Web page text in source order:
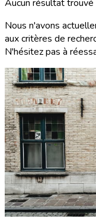
Aucun résultat trouvé
Nous n'avons
aux critères de
N'hésitez pas à